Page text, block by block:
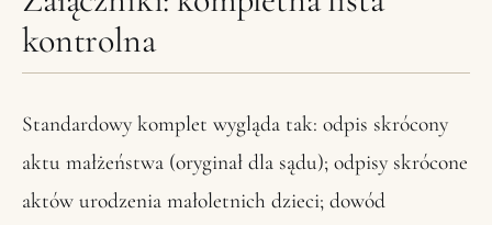
kontrolna
Standardowy komplet wygląda tak: odpis skrócony
aktu małżeństwa (oryginał dla sądu); odpisy skrócone
aktów urodzenia małoletnich dzieci; dowód